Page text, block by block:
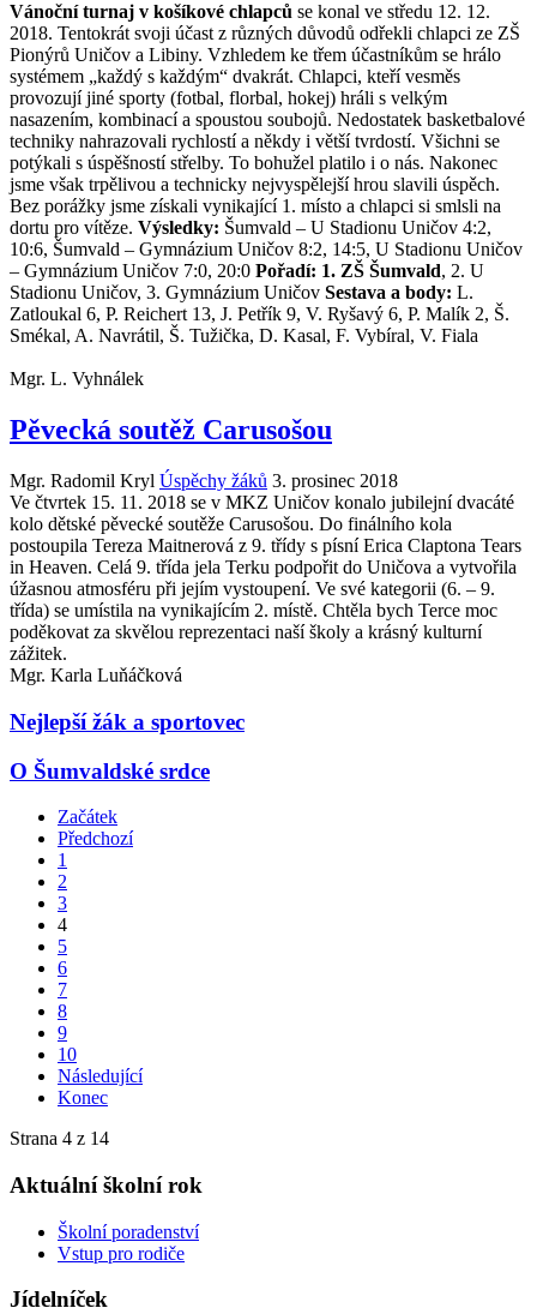
Vánoční turnaj v košíkové chlapců se konal ve středu 12. 12.
2018. Tentokrát svoji účast z různých důvodů odřekli chlapci ze ZŠ
Pionýrů Uničov a Libiny. Vzhledem ke třem účastníkům se hrálo
systémem „každý s každým“ dvakrát. Chlapci, kteří vesměs
provozují jiné sporty (fotbal, florbal, hokej) hráli s velkým
nasazením, kombinací a spoustou soubojů. Nedostatek basketbalové
techniky nahrazovali rychlostí a někdy i větší tvrdostí. Všichni se
potýkali s úspěšností střelby. To bohužel platilo i o nás. Nakonec
jsme však trpělivou a technicky nejvyspělejší hrou slavili úspěch.
Bez porážky jsme získali vynikající 1. místo a chlapci si smlsli na
dortu pro vítěze. Výsledky: Šumvald – U Stadionu Uničov 4:2,
10:6, Šumvald – Gymnázium Uničov 8:2, 14:5, U Stadionu Uničov
– Gymnázium Uničov 7:0, 20:0 Pořadí: 1. ZŠ Šumvald, 2. U
Stadionu Uničov, 3. Gymnázium Uničov Sestava a body: L.
Zatloukal 6, P. Reichert 13, J. Petřík 9, V. Ryšavý 6, P. Malík 2, Š.
Smékal, A. Navrátil, Š. Tužička, D. Kasal, F. Vybíral, V. Fiala
Mgr. L. Vyhnálek
Pěvecká soutěž Carusošou
Mgr. Radomil Kryl Úspěchy žáků 3. prosinec 2018
Ve čtvrtek 15. 11. 2018 se v MKZ Uničov konalo jubilejní dvacáté
kolo dětské pěvecké soutěže Carusošou. Do finálního kola
postoupila Tereza Maitnerová z 9. třídy s písní Erica Claptona Tears
in Heaven. Celá 9. třída jela Terku podpořit do Uničova a vytvořila
úžasnou atmosféru při jejím vystoupení. Ve své kategorii (6. – 9.
třída) se umístila na vynikajícím 2. místě. Chtěla bych Terce moc
poděkovat za skvělou reprezentaci naší školy a krásný kulturní
zážitek.
Mgr. Karla Luňáčková
Nejlepší žák a sportovec
O Šumvaldské srdce
Začátek
Předchozí
1
2
3
4
5
6
7
8
9
10
Následující
Konec
Strana 4 z 14
Aktuální školní rok
Školní poradenství
Vstup pro rodiče
Jídelníček